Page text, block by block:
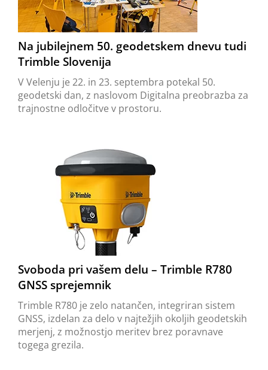
Na jubilejnem 50. geodetskem dnevu tudi
Trimble Slovenija
V Velenju je 22. in 23. septembra potekal 50.
geodetski dan, z naslovom Digitalna preobrazba za
trajnostne odločitve v prostoru.
Svoboda pri vašem delu – Trimble R780
GNSS sprejemnik
Trimble R780 je zelo natančen, integriran sistem
GNSS, izdelan za delo v najtežjih okoljih geodetskih
merjenj, z možnostjo meritev brez poravnave
togega grezila.